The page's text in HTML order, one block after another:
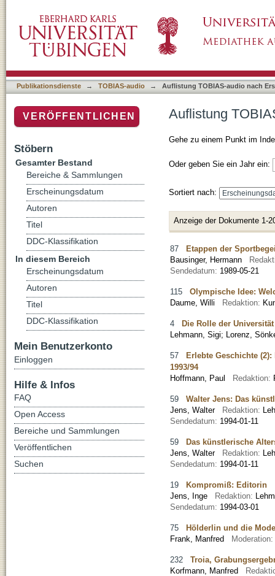
Publikationsdienste → TOBIAS-audio → Auflistung TOBIAS-audio nach
Auflistung
Gehe zu einem Punkt im
Oder geben Sie ein Jahr ein:
Sortiert nach:
Anzeige der Dokumente 1-
87
Etappen der
Bausinger, Hermann
Sendedatum: 1989-05-21
115 Olympische Idee:
Daume, Willi
Redaktion:
4
Die Rolle der
Lehmann, Sigi; Lorenz,
57
Erlebte Geschichte
1993/94
Hoffmann, Paul
Redaktion:
59 Walter Jens: Das
Jens, Walter
Redaktion:
Sendedatum: 1994-01-11
59
Das künstlerische
Jens, Walter
Redaktion:
Sendedatum: 1994-01-11
19
Kompromiß: Editorin
Jens, Inge
Redaktion:
Sendedatum: 1994-03-01
75
Hölderlin und die
Frank, Manfred
Moderation:
232 Troia,
Korfmann, Manfred
VERÖFFENTLICHEN
Stöbern
Gesamter Bestand
Bereiche & Sammlungen
Erscheinungsdatum
Autoren
Titel
DDC-Klassifikation
In diesem Bereich
Erscheinungsdatum
Autoren
Titel
DDC-Klassifikation
Mein Benutzerkonto
Einloggen
Hilfe & Infos
FAQ
Open Access
Bereiche und Sammlungen
Veröffentlichen
Suchen